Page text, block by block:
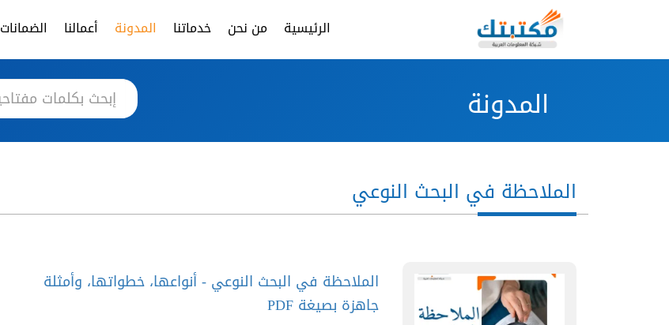
الرئيسية من نحن خدماتنا المدونة أعمالنا الضمانات
المدونة
الملاحظة في البحث النوعي
الملاحظة في البحث النوعي - أنواعها، خطواتها، وأمثلة
جاهزة بصيغة PDF